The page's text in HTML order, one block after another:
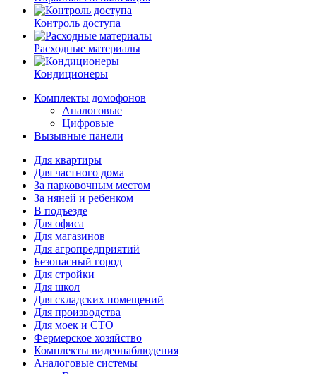
Контроль доступа
Расходные материалы
Кондиционеры
Комплекты домофонов
Аналоговые
Цифровые
Вызывные панели
Для квартиры
Для частного дома
За парковочным местом
За няней и ребенком
В подъезде
Для офиса
Для магазинов
Для агропредприятий
Безопасный город
Для стройки
Для школ
Для складских помещений
Для производства
Для моек и СТО
Фермерское хозяйство
Комплекты видеонаблюдения
Аналоговые системы